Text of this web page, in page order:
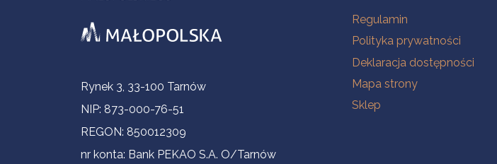
Informacje kontaktowe
Rynek 3, 33-100 Tarnów
NIP: 873-000-76-51
REGON: 850012309
nr konta: Bank PEKAO S.A. O/Tarnów
Na skróty
Regulamin
Polityka prywatności
Deklaracja dostępności
Mapa strony
Sklep